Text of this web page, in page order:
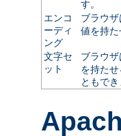
す。
エンコ
ーディ
ング
ブラウザ
値を持た
文字セ
ット
ブラウザ
を持た
ともでき